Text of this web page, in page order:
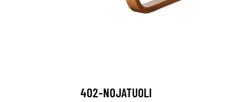
402-NOJATUOLI